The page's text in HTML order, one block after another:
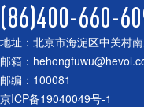
(86)400-660-
地址：北京市海淀区中关村
邮箱：
邮编：100081
京ICP备19040049号-1